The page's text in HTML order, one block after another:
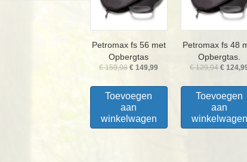
Petromax fs 56 met
Opbergtas
€159,98 Oorspronkelijke
was:
€ 159,98.
€ 149,99Huidige
is:
Toevoegen
aan
winkelwagen
Petromax fs 48
Opbergtas.
€129,94
was:
€ 129,94.
€
Toevoegen
aan
winkelwagen